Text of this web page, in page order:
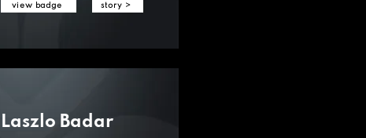
view badge story >
Laszlo Badar